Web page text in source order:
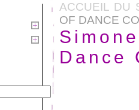
ACCUEIL DU
OF DANCE
Dance